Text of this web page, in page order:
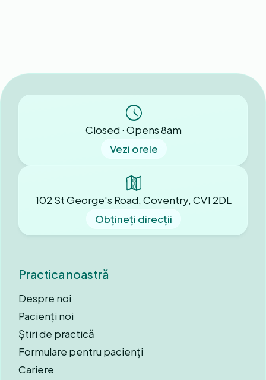
Closed ⋅ Opens 8am
Vezi orele
102 St George's Road, Coventry, CV1 2DL
Obțineți direcții
Practica noastră
Despre noi
Pacienți noi
Știri de practică
Formulare pentru pacienți
Cariere